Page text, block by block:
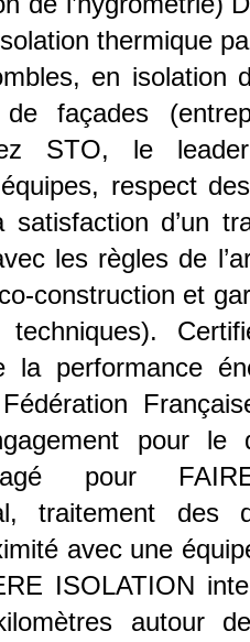
thermique
en isolation
façades
STO, le
respect
satisfaction d’un
les règles de
construction et
la performance
pour le
pour
traitement des
avec une
ISOLATION
autour